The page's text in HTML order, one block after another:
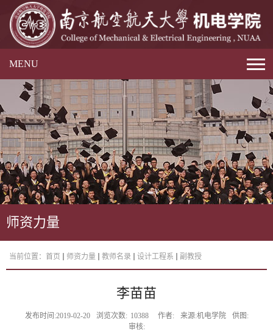
MENU
师资力量
当前位置： 首页 师资力量 教师名录 设计工程系 副教授
李苗苗
发布时间:2019-02-20 浏览次数: 10388 作者: 来源:机电学院
供图:
审核: